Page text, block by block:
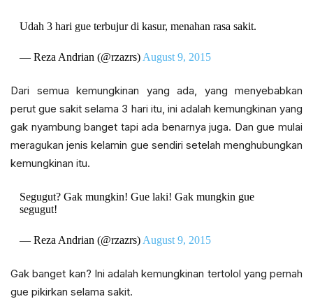
Udah 3 hari gue terbujur di kasur, menahan rasa sakit.
— Reza Andrian (@rzazrs) August 9, 2015
Dari semua kemungkinan yang ada, yang menyebabkan
perut gue sakit selama 3 hari itu, ini adalah kemungkinan yang
gak nyambung banget tapi ada benarnya juga. Dan gue mulai
meragukan jenis kelamin gue sendiri setelah menghubungkan
kemungkinan itu.
Segugut? Gak mungkin! Gue laki! Gak mungkin gue
segugut!
— Reza Andrian (@rzazrs) August 9, 2015
Gak banget kan? Ini adalah kemungkinan tertolol yang pernah
gue pikirkan selama sakit.